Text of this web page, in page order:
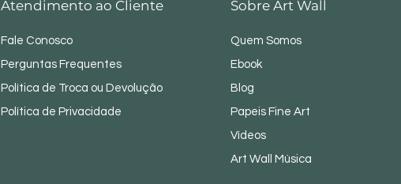
Atendimento ao Cliente
Fale Conosco
Perguntas Frequentes
Política de Troca ou Devolução
Política de Privacidade
Sobre Art Wall
Quem Somos
Ebook
Blog
Papeis Fine Art
Vídeos
Art Wall Música